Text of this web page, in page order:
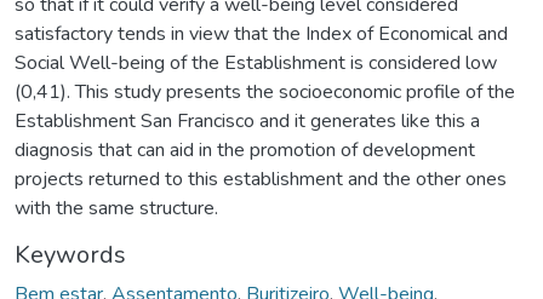
satisfactory tends in view that the Index of Economical and
Social Well-being of the Establishment is considered low
(0,41). This study presents the socioeconomic profile of the
Establishment San Francisco and it generates like this a
diagnosis that can aid in the promotion of development
projects returned to this establishment and the other ones
with the same structure.
Keywords